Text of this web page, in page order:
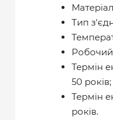
Тип
Робочий
Термін
50 років;
Термін
років.